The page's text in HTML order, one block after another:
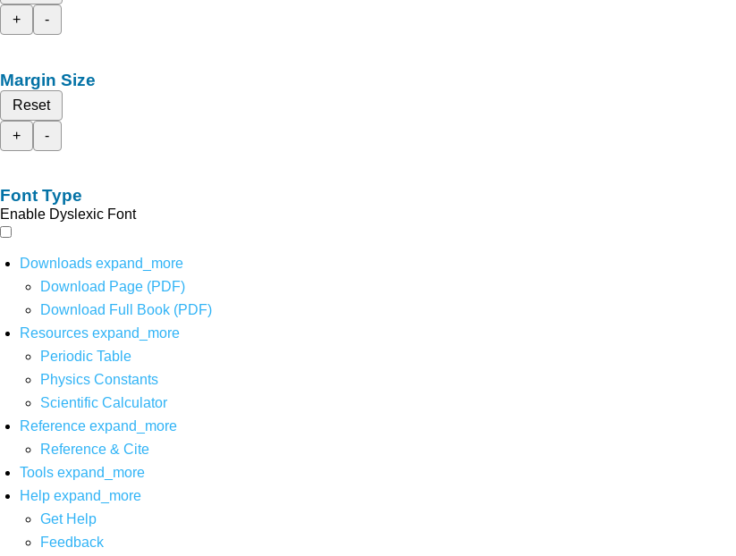
+
-
Margin Size
Reset
+
-
Font Type
Enable Dyslexic Font
Downloads expand_more
Download Page (PDF)
Download Full Book (PDF)
Resources expand_more
Periodic Table
Physics Constants
Scientific Calculator
Reference expand_more
Reference & Cite
Tools expand_more
Help expand_more
Get Help
Feedback